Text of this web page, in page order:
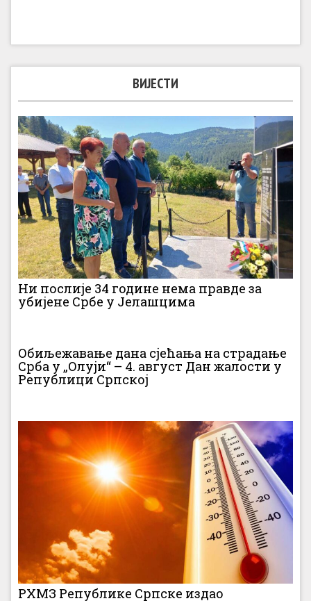
ВИЈЕСТИ
Ни послије 34 године нема правде за
убијене Србе у Јелашцима
Обиљежавање дана сјећања на страдање
Срба у „Олуји“ – 4. август Дан жалости у
Републици Српској
РХМЗ Републике Српске издао